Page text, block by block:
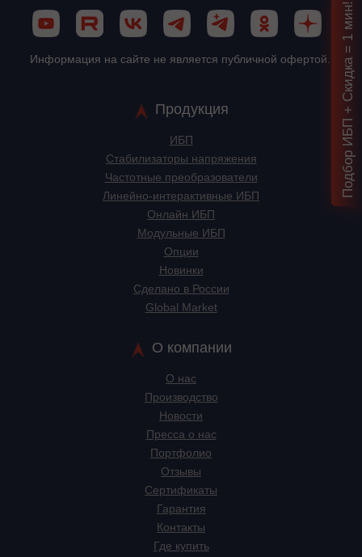
Информация на сайте не является публичной офертой.
Продукция
ИБП
Стабилизаторы напряжения
Частотные преобразователи
Линейно-интерактивные ИБП
Онлайн ИБП
Модульные ИБП
Опции
Новинки
Сделано в России
Global Market
О компании
О нас
Производство
Новости
Пресса о нас
Портфолио
Отзывы
Сертификаты
Гарантия
Контакты
Где купить
Подбор ИБП + Скидка = 1 мин!